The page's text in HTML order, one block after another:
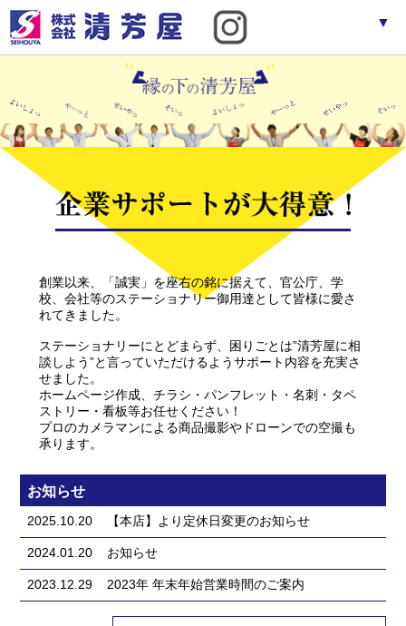
▼
創業以来、「誠実」を座右の銘に据えて、官公庁、学
校、会社等のステーショナリー御用達として皆様に愛さ
れてきました。
ステーショナリーにとどまらず、困りごとは”清芳屋に相
談しよう”と言っていただけるようサポート内容を充実さ
せました。
ホームページ作成、チラシ・パンフレット・名刺・タペ
ストリー・看板等お任せください！
プロのカメラマンによる商品撮影やドローンでの空撮も
承ります。
お知らせ
2025.10.20 【本店】より定休日変更のお知らせ
2024.01.20 お知らせ
2023.12.292023年 年末年始営業時間のご案内